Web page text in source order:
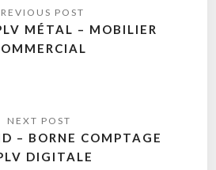
MÉTAL – MOBILIER
– BORNE COMPTAGE
DIGITALE